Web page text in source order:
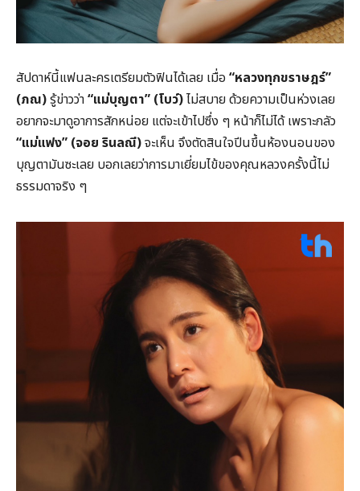
สัปดาห์นี้แฟนละครเตรียมตัวฟินได้เลย เมื่อ “หลวงทุกขราษฎร์”
(ภณ)รู้ข่าวว่า“แม่บุญตา” (โบว์)ไม่สบาย ด้วยความเป็นห่วงเลย
อยากจะมาดูอาการสักหน่อย แต่จะเข้าไปซึ่ง ๆ หน้าก็ไม่ได้ เพราะกลัว
“แม่แฟง” (จอย รินลณี)จะเห็น จึงตัดสินใจปีนขึ้นห้องนอนของ
บุญตามันซะเลย บอกเลยว่าการมาเยี่ยมไข้ของคุณหลวงครั้งนี้ไม่
ธรรมดาจริง ๆ